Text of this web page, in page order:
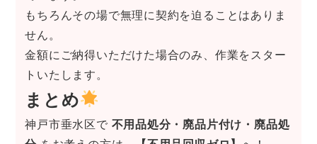
もちろんその場で無理に契約を迫ることはありま
せん。
金額にご納得いただけた場合のみ、作業をスター
トいたします。
まとめ
神戸市垂水区で 不用品処分・廃品片付け・廃品処